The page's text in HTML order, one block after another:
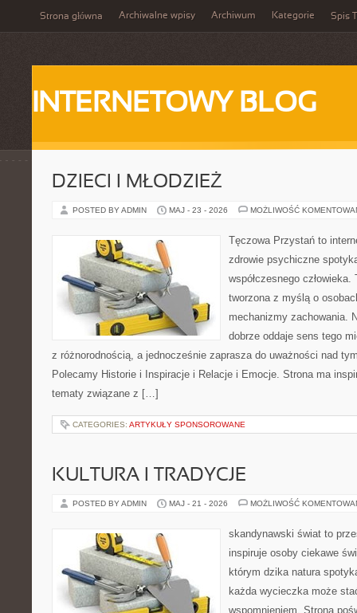
Strona główna Archiwalne wpisy Archiwum Kategorie Spis
INTERNETOWY BLOG
DZIECI I MŁODZIEŻ
POSTED BY ADMIN MAJ - 23 - 2026 MOŻLIWOŚĆ
Tęczowa Przystań to
zdrowie psychiczne
współczesnego
tworzona z myślą o
mechanizmy zachowania.
dobrze oddaje sens tego
z różnorodnością, a jednocześnie zaprasza do uważności nad
Polecamy Historie i Inspiracje i Relacje i Emocje. Strona ma
tematy związane z […]
CATEGORIES: ARTYKUŁY SPONSOROWANE
KULTURA I TRADYCJE
POSTED BY ADMIN MAJ - 21 - 2026 MOŻLIWOŚĆ
skandynawski świat to
inspiruje osoby ciekawe
którym dzika natura
każda wycieczka może
wspomnieniem. Strona